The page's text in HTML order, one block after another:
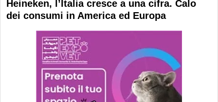
Heineken, l’Italia cresce a una cifra. Calo
dei consumi in America ed Europa